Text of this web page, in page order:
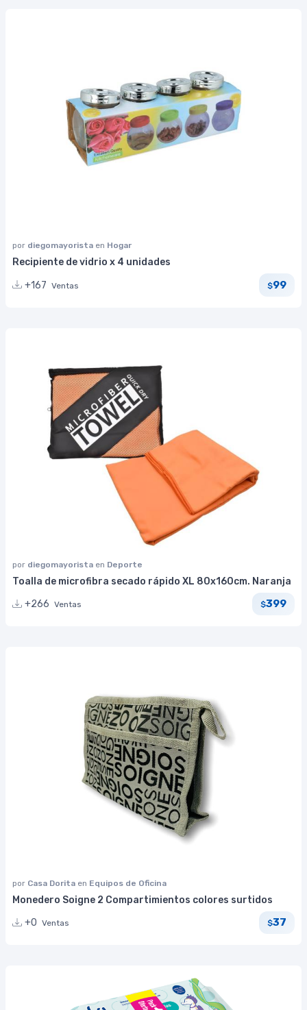
por diegomayorista en Hogar
Recipiente de vidrio x 4 unidades
+167 Ventas $99
por diegomayorista en Deporte
Toalla de microfibra secado rápido XL 80x160cm. Naranja
+266 Ventas $399
por Casa Dorita en Equipos de Oficina
Monedero Soigne 2 Compartimientos colores surtidos
+0 Ventas $37